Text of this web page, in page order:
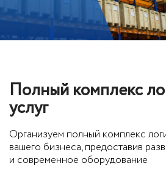
Полный комплекс
услуг
Организуем полный комплекс
вашего бизнеса, предоставив
и современное оборудование